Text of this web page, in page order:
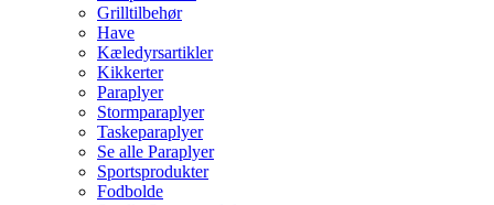
Grilltilbehør
Have
Kæledyrsartikler
Kikkerter
Paraplyer
Stormparaplyer
Taskeparaplyer
Se alle Paraplyer
Sportsprodukter
Fodbolde